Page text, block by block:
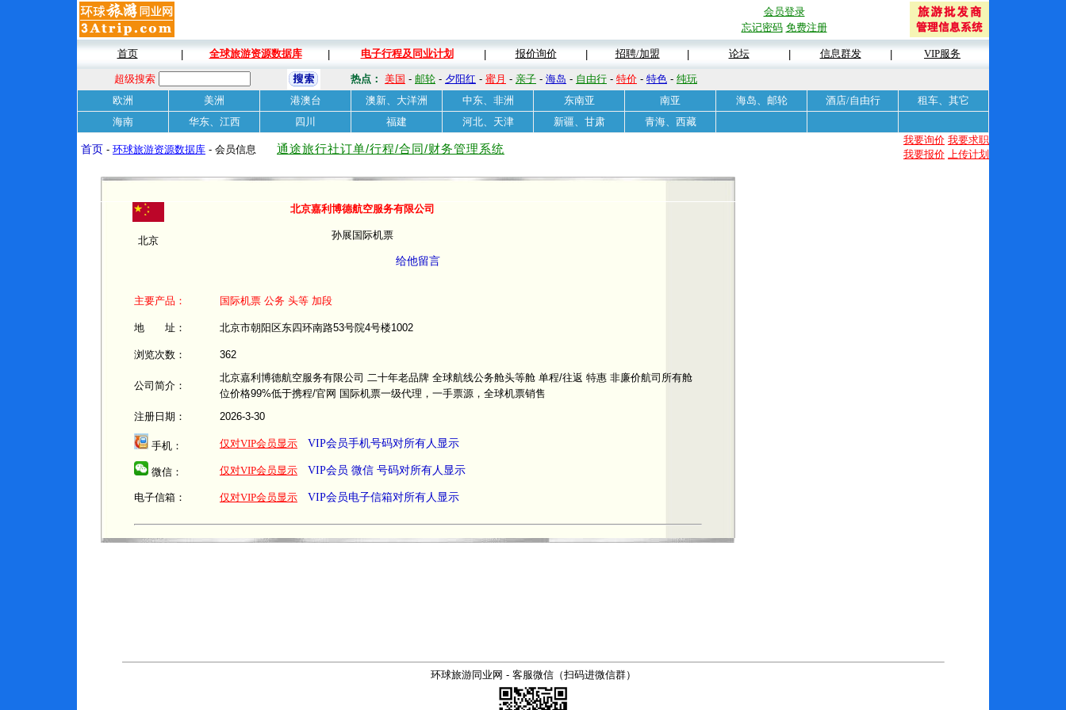
会员登录
忘记密码 免费注册
首页 全球旅游资源数据库 电子行程及同业计划 报价询价 招聘/加盟 论坛 信息群发 VIP服务
超级搜索 热点： 美国 - 邮轮 - 夕阳红 - 蜜月 - 亲子 - 海岛 - 自由行 - 特价 - 特色 - 纯玩
欧洲
美洲 港澳台 澳新、大洋洲 中东、非洲 东南亚 南亚 海岛、邮轮 酒店/自由行
租车、其它
海南
华东、江西 四川 福建 河北、天津 新疆、甘肃 青海、西藏
首页 - 环球旅游资源数据库 - 会员信息 通途旅行社订单/行程/合同/财务管理系统
我要询价 我要求职
我要报价 上传计划
北京
北京嘉利博德航空服务有限公司
孙展国际机票
给他留言
主要产品： 国际机票 公务 头等 加段
地 址： 北京市朝阳区东四环南路53号院4号楼1002
浏览次数： 362
公司简介：
北京嘉利博德航空服务有限公司 二十年老品牌 全球航线公务舱头等舱 单程/往返 特惠 非廉价航司所有舱
位价格99%低于携程/官网 国际机票一级代理，一手票源，全球机票销售
注册日期：
2026-3-30
手机： 仅对VIP会员显示 VIP会员手机号码对所有人显示
微信： 仅对VIP会员显示 VIP会员 微信 号码对所有人显示
电子信箱： 仅对VIP会员显示 VIP会员电子信箱对所有人显示
环球旅游同业网 - 客服微信（扫码进微信群）